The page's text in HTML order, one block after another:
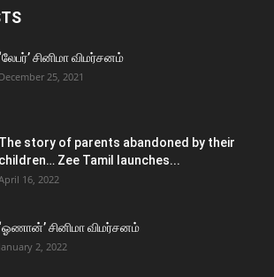
‘லேபர்’ சினிமா விமர்சனம்
December 25, 2021
The story of parents abandoned by their
children… Zee Tamil launches...
16, 2022
‘ஓணான்’ சினிமா விமர்சனம்
January 2, 2022